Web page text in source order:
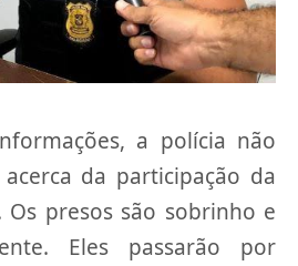
a polícia não
da participação da
presos são sobrinho e
Eles passarão por